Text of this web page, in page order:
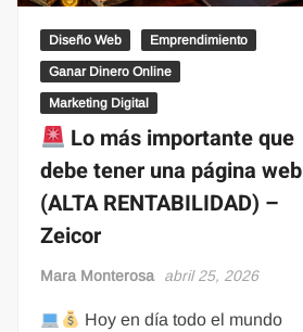
Diseño Web Emprendimiento
Ganar Dinero Online
Marketing Digital
Lo más importante que
debe tener una página web
(ALTA RENTABILIDAD) –
Zeicor
Mara Monterosa abril 25, 2026
Hoy en día todo el mundo